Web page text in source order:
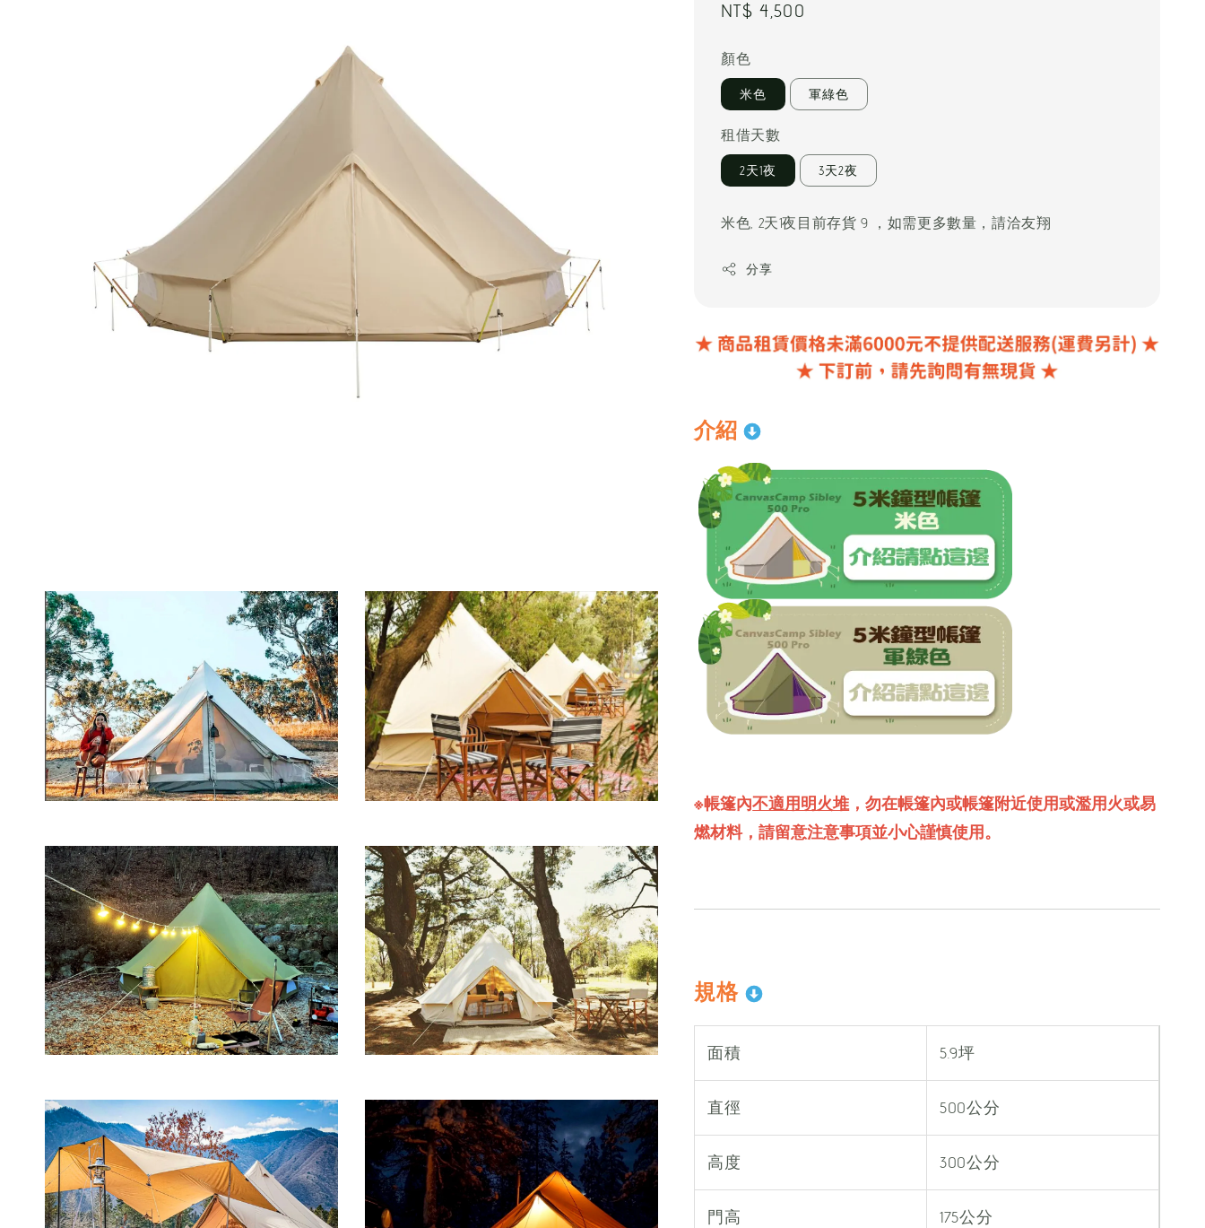
Regular
NT$ 4,500
顏色
米色 軍綠色
租借天數
2天1夜 3天2夜
米色, 2天1夜目前存貨 9 ，如需更多數量，請洽友翔
分享
介紹
※帳篷內不適用明火堆 ，勿在帳篷內或帳篷附近使用或濫用火或易
燃材料，請留意注意事項並小心謹慎使用。
規格
面積 5.9坪
直徑 500公分
高度 300公分
門高 175公分